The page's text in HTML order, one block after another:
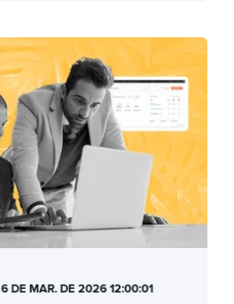
6 DE MAR. DE 2026 12:00:01